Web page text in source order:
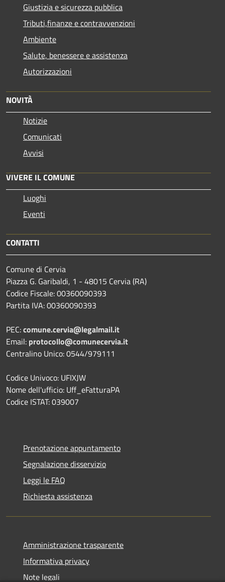
Giustizia e sicurezza pubblica
Tributi,finanze e contravvenzioni
Ambiente
Salute, benessere e assistenza
Autorizzazioni
NOVITÀ
Notizie
Comunicati
Avvisi
VIVERE IL COMUNE
Luoghi
Eventi
CONTATTI
Comune di Cervia
Piazza G. Garibaldi, 1 - 48015 Cervia (RA)
Codice Fiscale: 00360090393
Partita IVA: 00360090393
PEC:comune.cervia@legalmail.it
Email: protocollo@comunecervia.it
Centralino Unico: 0544/979111
Codice Univoco: UFIXJW
Nome dell'ufficio: Uff_eFatturaPA
Codice ISTAT: 039007
Prenotazione appuntamento
Segnalazione disservizio
Leggi le FAQ
Richiesta assistenza
Amministrazione trasparente
Informativa privacy
Note legali